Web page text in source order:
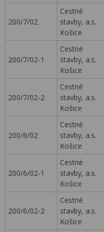
200/7/02
Cestné
stavby, a.s.
Košice
200/7/02-1
Cestné
stavby, a.s.
Košice
200/7/02-2
Cestné
stavby, a.s.
Košice
200/6/02
Cestné
stavby, a.s.
Košice
200/6/02-1
Cestné
stavby, a.s.
Košice
200/6/02-2
Cestné
stavby, a.s.
Košice